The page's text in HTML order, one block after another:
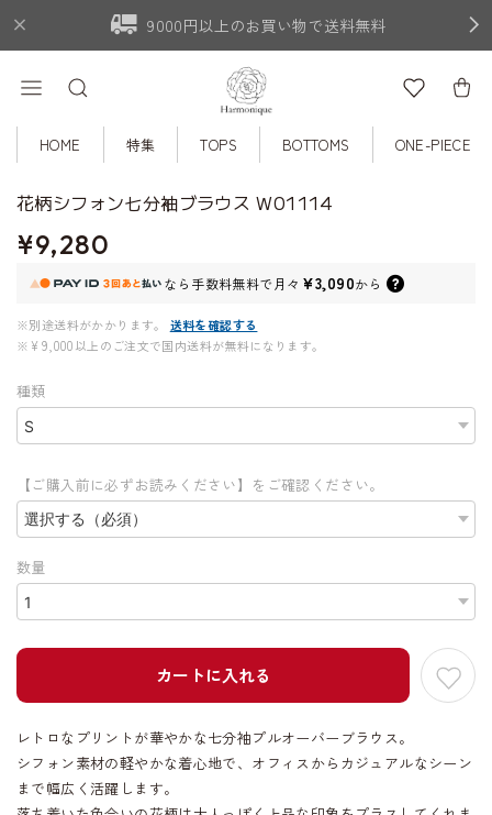
9000円以上のお買い物で送料無料
HOME 特集 TOPS BOTTOMS ONE-PIECE
花柄シフォン七分袖ブラウス W01114
¥9,280
なら 手数料無料で月々 ¥3,090から
※別途送料がかかります。
送料を確認する
※¥9,000以上のご注文で国内送料が無料になります。
種類
【ご購入前に必ずお読みください】をご確認ください。
数量
カートに入れる
レトロなプリントが華やかな七分袖プルオーバーブラウス。
シフォン素材の軽やかな着心地で、オフィスからカジュアルなシーン
まで幅広く活躍します。